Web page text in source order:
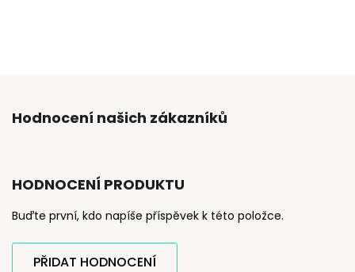
Hodnocení našich zákazníků
HODNOCENÍ PRODUKTU
Buďte první, kdo napíše příspěvek k této položce.
PŘIDAT HODNOCENÍ